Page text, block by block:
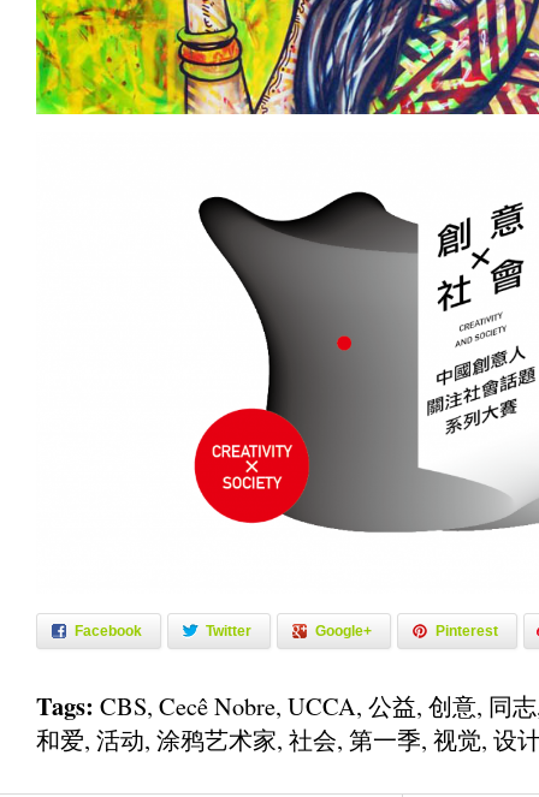
Facebook Twitter Google+ Pinterest
Tags: CBS, Cecê Nobre, UCCA, 公益, 创意, 同志
和爱, 活动, 涂鸦艺术家, 社会, 第一季, 视觉, 设